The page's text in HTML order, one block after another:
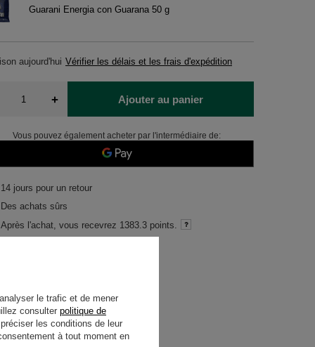
Guarani Energia con Guarana 50 g
aujourd'hui Vérifier les délais et les frais d'expédition
+ Ajouter au panier
Vous pouvez également acheter par l'intermédiaire de:
14 jours pour un retour
Des achats sûrs
Après l'achat, vous recevrez 1383.3 points.
du produit, à côté des
le trafic et de mener
consulter politique de
les conditions de leur
à tout moment en